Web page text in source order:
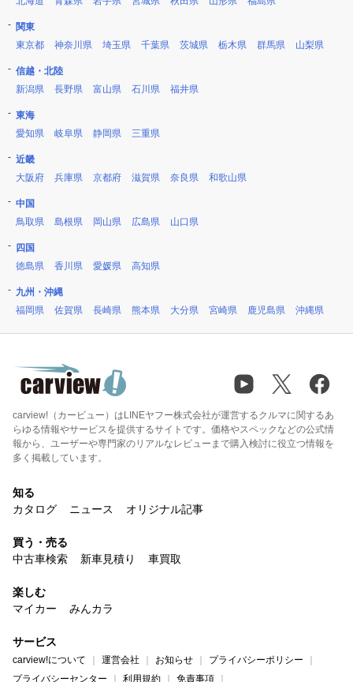
関東
東京都
神奈川県 埼玉県 千葉県 茨城県 栃木県 群馬県 山梨県
信越・北陸
新潟県
長野県 富山県 石川県 福井県
東海
愛知県
岐阜県 静岡県 三重県
近畿
大阪府
兵庫県 京都府 滋賀県 奈良県 和歌山県
中国
鳥取県
島根県 岡山県 広島県 山口県
四国
徳島県
香川県 愛媛県 高知県
九州・沖縄
福岡県
佐賀県 長崎県 熊本県 大分県 宮崎県 鹿児島県 沖縄県
carview!（カービュー）はLINEヤフー株式会社が運営するクルマに関するあ
らゆる情報やサービスを提供するサイトです。価格やスペックなどの公式情
報から、ユーザーや専門家のリアルなレビューまで購入検討に役立つ情報を
多く掲載しています。
知る
カタログ
ニュース オリジナル記事
買う・売る
中古車検索
新車見積り 車買取
楽しむ
マイカー
みんカラ
サービス
carview!について 運営会社 お知らせ
プライバシーポリシー
プライバシーセンター
利用規約 免責事項